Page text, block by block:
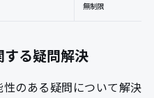
無制限
る疑問解決
のある疑問について解決